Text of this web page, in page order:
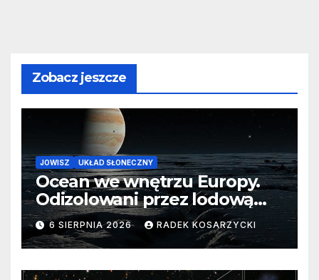
Zobacz jeszcze
JOWISZ UKŁAD SŁONECZNY
Ocean we wnętrzu Europy.
Odizolowani przez lodową
barierę
6 SIERPNIA 2026 RADEK KOSARZYCKI